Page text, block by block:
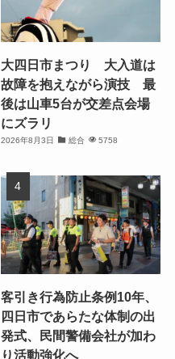
大四日市まつり 大入道は
故障を抱えながら演技 最
後は山車5台が交差点会場
にズラリ
2026年8月3日 総合 5758
客引き行為防止条例10年、
四日市であらたな体制の出
発式、民間警備会社が加わ
り活動強化へ